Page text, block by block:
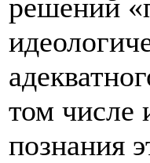
решений
том числе
познания